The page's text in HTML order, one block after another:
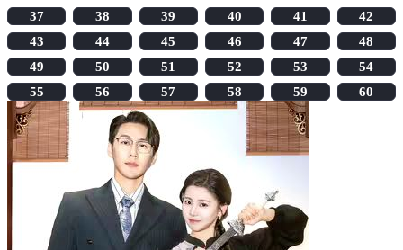
37
38 39 40 41
42
43
44 45 46 47
48
49
50 51 52 53
54
55
56 57 58 59 60